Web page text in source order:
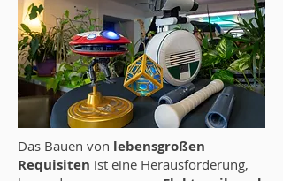
Das Bauen von lebensgroßen
Requisiten ist eine Herausforderung,